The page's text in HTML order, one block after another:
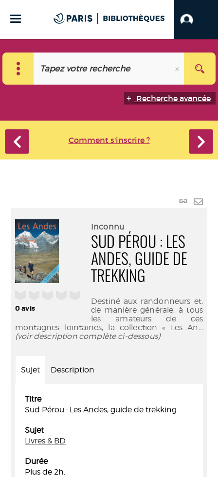
Recherche avancée
Comment s'inscrire ?
Lien
0avis
Inconnu
SUD PÉROU : LES
ANDES, GUIDE DE
TREKKING
Destiné aux randonneurs et,
de manière générale, à tous
les amateurs de ces
montagnes lointaines, la collection « Les An...
(voir description complète ci-dessous)
Sujet Description
Titre
Sud Pérou : Les Andes, guide de trekking
Sujet
Livres & BD
Durée
Plus de 2h.